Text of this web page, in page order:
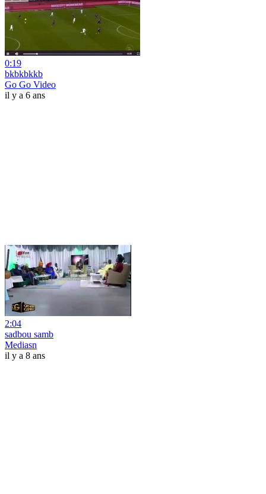
0:19
bkbkbkkb
Go Go Video
il y a 6 ans
2:04
sadbou samb
Mediasn
il y a 8 ans